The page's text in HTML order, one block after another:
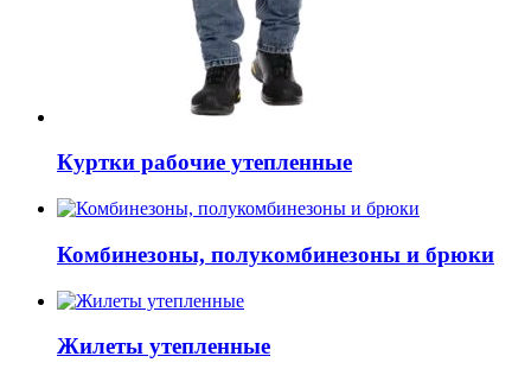
Куртки рабочие утепленные
Комбинезоны, полукомбинезоны и брюки
Жилеты утепленные